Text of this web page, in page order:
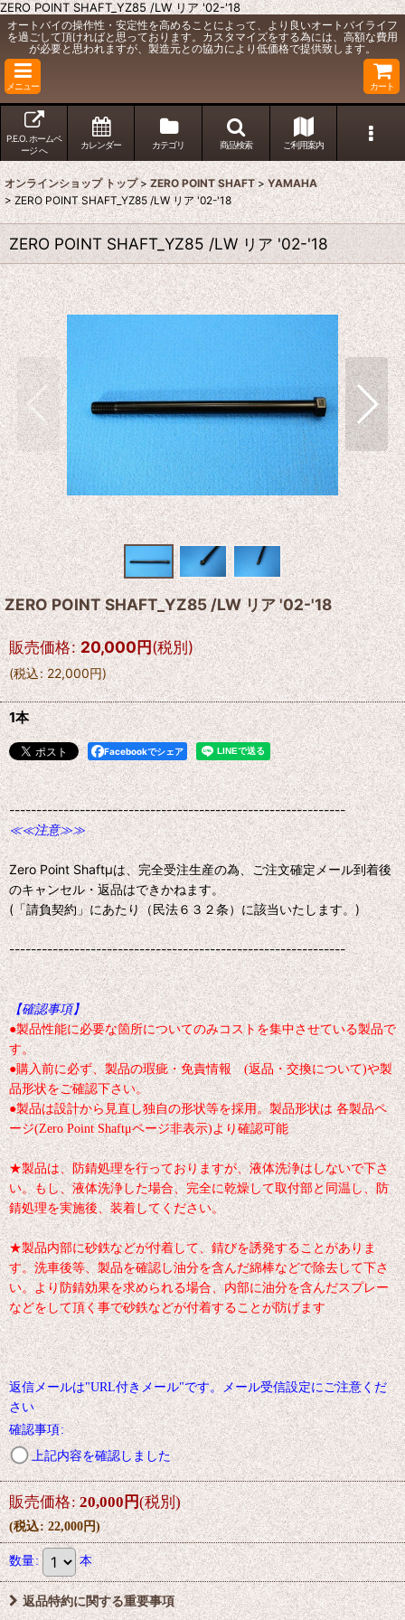
ZERO POINT SHAFT_YZ85 /LW リア '02-'18
オートバイの操作性・安定性を高めることによって、より良いオートバイライフ
を過ごして頂ければと思っております。カスタマイズをする為には、高額な費用
が必要と思われますが、製造元との協力により低価格で提供致します。
メニュー カート
P.E.O. ホームペ
ージ へ
カレンダー カテゴリ 商品検索 ご利用案内
オンラインショップ トップ > ZERO POINT SHAFT > YAMAHA
> ZERO POINT SHAFT_YZ85 /LW リア '02-'18
ZERO POINT SHAFT_YZ85 /LW リア '02-'18
ZERO POINT SHAFT_YZ85 /LW リア '02-'18
販売価格: 20,000円(税別)
(税込: 22,000円)
1本
Facebookでシェア
--------------------------------------------------------------
≪≪注意≫≫
Zero Point Shaftμは、完全受注生産の為、ご注文確定メール到着後
のキャンセル・返品はできかねます。
(「請負契約」にあたり（民法６３２条）に該当いたします。)
--------------------------------------------------------------
【確認事項】
●製品性能に必要な箇所についてのみコストを集中させている製品で
す。
●購入前に必ず、製品の瑕疵・免責情報 (返品・交換について)や製
品形状をご確認下さい。
●製品は設計から見直し独自の形状等を採用。製品形状は 各製品ペ
ージ(Zero Point Shaftμページ非表示)より確認可能
★製品は、防錆処理を行っておりますが、液体洗浄はしないで下さ
い。もし、液体洗浄した場合、完全に乾燥して取付部と同温し、防
錆処理を実施後、装着してください。
★製品内部に砂鉄などが付着して、錆びを誘発することがありま
す。洗車後等、製品を確認し油分を含んだ綿棒などで除去して下さ
い。より防錆効果を求められる場合、内部に油分を含んだスプレー
などをして頂く事で砂鉄などが付着することが防げます
返信メールは"URL付きメール"です。メール受信設定にご注意くだ
さい
確認事項:
上記内容を確認しました
販売価格: 20,000円(税別)
(税込: 22,000円)
数量: 本
返品特約に関する重要事項